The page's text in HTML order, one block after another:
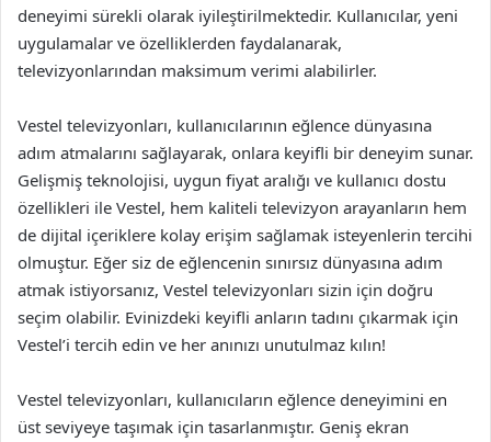
deneyimi sürekli olarak iyileştirilmektedir. Kullanıcılar, yeni
uygulamalar ve özelliklerden faydalanarak,
televizyonlarından maksimum verimi alabilirler.
Vestel televizyonları, kullanıcılarının eğlence dünyasına
adım atmalarını sağlayarak, onlara keyifli bir deneyim sunar.
Gelişmiş teknolojisi, uygun fiyat aralığı ve kullanıcı dostu
özellikleri ile Vestel, hem kaliteli televizyon arayanların hem
de dijital içeriklere kolay erişim sağlamak isteyenlerin tercihi
olmuştur. Eğer siz de eğlencenin sınırsız dünyasına adım
atmak istiyorsanız, Vestel televizyonları sizin için doğru
seçim olabilir. Evinizdeki keyifli anların tadını çıkarmak için
Vestel’i tercih edin ve her anınızı unutulmaz kılın!
Vestel televizyonları, kullanıcıların eğlence deneyimini en
üst seviyeye taşımak için tasarlanmıştır. Geniş ekran